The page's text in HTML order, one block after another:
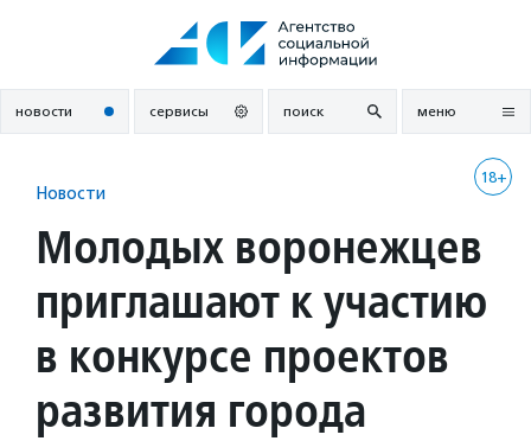
новости сервисы поиск меню
18+
Новости
Молодых воронежцев
приглашают к участию
в конкурсе проектов
развития города